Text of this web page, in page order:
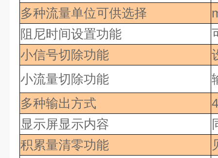
多种流量单位可供选择
阻尼时间设置功能
小信号切除功能
小流量切除功能
多种输出方式
4
显示屏显示内容
积累量清零功能